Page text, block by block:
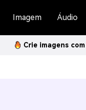
Imagem Áudio
Crie imagens